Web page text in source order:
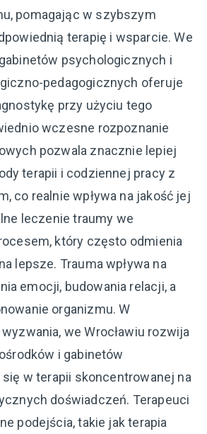
pomagając w szybszym
terapię i wsparcie. We
psychologicznych i
pedagogicznych oferuje
przy użyciu tego
wczesne rozpoznanie
pozwala znacznie lepiej
terapii i codziennej pracy z
co realnie wpływa na jakość jej
leczenie traumy we
który często odmienia
lepsze. Trauma wpływa na
emocji, budowania relacji, a
organizmu. W
we Wrocławiu rozwija
i gabinetów
w terapii skoncentrowanej na
doświadczeń. Terapeuci
podejścia, takie jak terapia